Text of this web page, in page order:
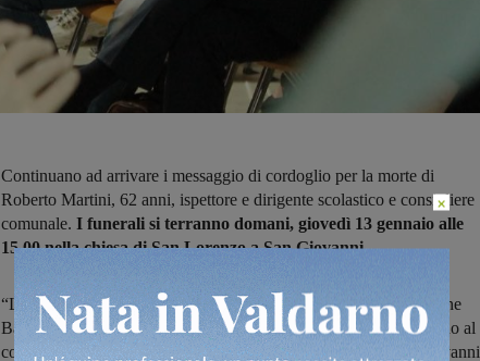
Continuano ad arrivare i messaggio di cordoglio per la morte di
Roberto Martini, 62 anni, ispettore e dirigente scolastico e consigliere
comunale. I funerali si terranno domani, giovedì 13 gennaio alle
15.00 nella chiesa di San Lorenzo a San Giovanni.
“La Sezione Lega Valdarno con il Commissario di Sezione Simone
Badii e il Commissario provinciale Lega Matteo Grassi si uniscono al
cordoglio per la scomparsa del Consigliere comunale di San Giovanni
×